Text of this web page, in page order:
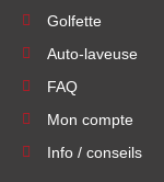
Golfette
Auto-laveuse
FAQ
Mon compte
Info / conseils